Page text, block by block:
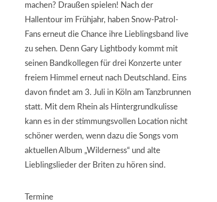
machen? Draußen spielen! Nach der
Hallentour im Frühjahr, haben Snow-Patrol-
Fans erneut die Chance ihre Lieblingsband live
zu sehen. Denn Gary Lightbody kommt mit
seinen Bandkollegen für drei Konzerte unter
freiem Himmel erneut nach Deutschland. Eins
davon findet am 3. Juli in Köln am Tanzbrunnen
statt. Mit dem Rhein als Hintergrundkulisse
kann es in der stimmungsvollen Location nicht
schöner werden, wenn dazu die Songs vom
aktuellen Album „Wilderness“ und alte
Lieblingslieder der Briten zu hören sind.
Termine